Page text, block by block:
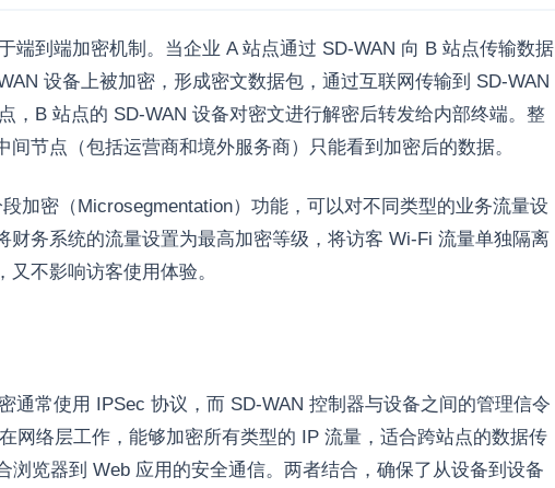
端到端加密机制。当企业 A 站点通过 SD-WAN 向 B 站点传输数据
设备上被加密，形成密文数据包，通过互联网传输到 SD-WAN
，B 站点的 SD-WAN 设备对密文进行解密后转发给内部终端。整
节点（包括运营商和境外服务商）只能看到加密后的数据。
加密（Microsegmentation）功能，可以对不同类型的业务流量设
财务系统的流量设置为最高加密等级，将访客 Wi-Fi 流量单独隔离
不影响访客使用体验。
通常使用 IPSec 协议，而 SD-WAN 控制器与设备之间的管理信令
网络层工作，能够加密所有类型的 IP 流量，适合跨站点的数据传
浏览器到 Web 应用的安全通信。两者结合，确保了从设备到设备